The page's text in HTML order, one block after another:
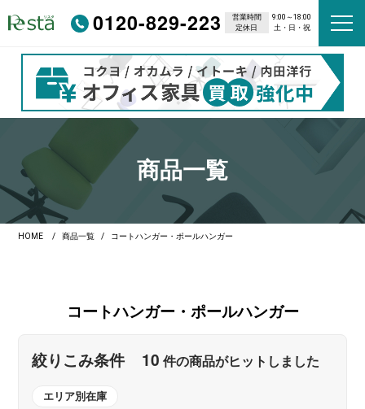
0120-829-223 営業時間
9:00～18:00
定休日
土・日・祝
商品一覧
HOME 商品一覧 コートハンガー・ポールハンガー
コートハンガー・ ポールハンガー
絞りこみ条件 10 件の商品がヒットしました
エリア別在庫